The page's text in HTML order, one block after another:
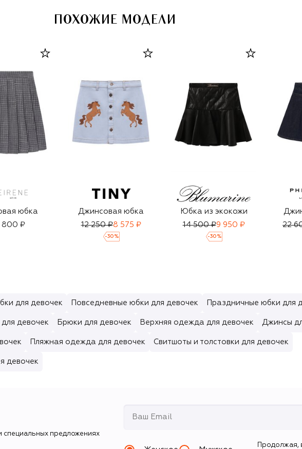
ПОХОЖИЕ МОДЕЛИ
юбка
800 ₽
Джинсовая юбка
12 250 ₽8 575 ₽
-30 %
Юбка из экокожи
14 500 ₽9 950 ₽
-30 %
22
для девочек Повседневные юбки для девочек Праздничные юбки для
девочек Брюки для девочек Верхняя одежда для девочек Джинсы
Пляжная одежда для девочек Свитшоты и толстовки для девочек
девочек
специальных предложениях
Продолжая,